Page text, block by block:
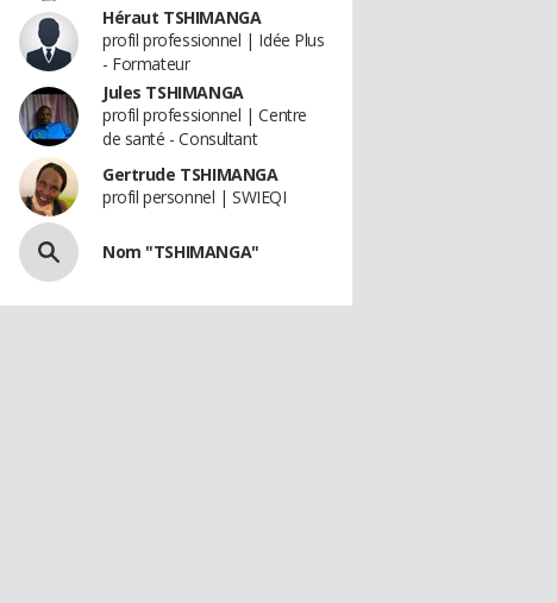
Héraut TSHIMANGA
profil professionnel | Idée Plus
- Formateur
Jules TSHIMANGA
profil professionnel | Centre
de santé - Consultant
Gertrude TSHIMANGA
profil personnel | SWIEQI
Nom "TSHIMANGA"